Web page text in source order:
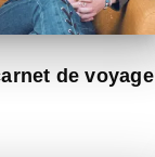
de voyage